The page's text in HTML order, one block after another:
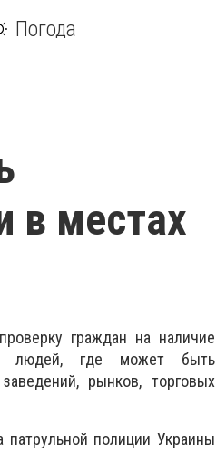
Погода
в местах
граждан на наличие
людей, где может быть
рынков, торговых
полиции Украины